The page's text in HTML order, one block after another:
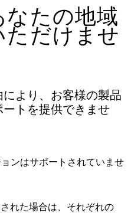
なたの地域
ただけませ
より、お客様の製品
トを提供できませ
ンはサポートされていませ
れた場合は、それぞれの